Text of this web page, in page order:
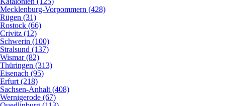
Mecklenburg-Vorpommern (428)
Rügen (31)
Rostock (66)
Crivitz (12)
Schwerin (100)
Stralsund (137)
Wismar (82)
Thüringen (313)
Eisenach (95)
Erfurt (218)
Sachsen-Anhalt (408)
Wernigerode (67)